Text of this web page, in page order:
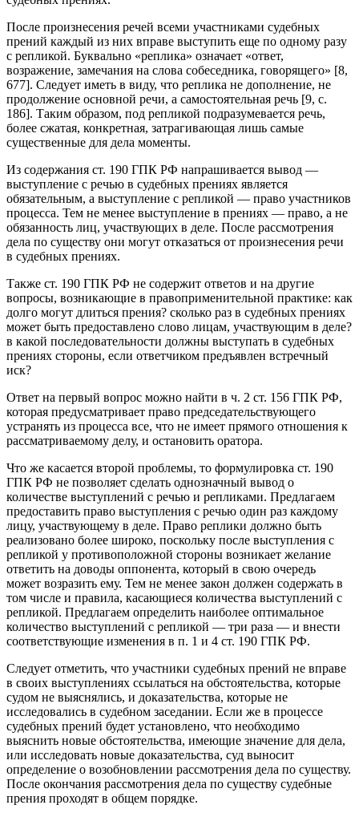
После произнесения речей всеми участниками судебных
прений каждый из них вправе выступить еще по одному разу
с репликой. Буквально «реплика» означает «ответ,
возражение, замечания на слова собеседника, говорящего» [8,
677]. Следует иметь в виду, что реплика не дополнение, не
продолжение основной речи, а самостоятельная речь [9, с.
186]. Таким образом, под репликой подразумевается речь,
более сжатая, конкретная, затрагивающая лишь самые
существенные для дела моменты.
Из содержания ст. 190 ГПК РФ напрашивается вывод —
выступление с речью в судебных прениях является
обязательным, а выступление с репликой — право участников
процесса. Тем не менее выступление в прениях — право, а не
обязанность лиц, участвующих в деле. После рассмотрения
дела по существу они могут отказаться от произнесения речи
в судебных прениях.
Также ст. 190 ГПК РФ не содержит ответов и на другие
вопросы, возникающие в правоприменительной практике: как
долго могут длиться прения? сколько раз в судебных прениях
может быть предоставлено слово лицам, участвующим в деле?
в какой последовательности должны выступать в судебных
прениях стороны, если ответчиком предъявлен встречный
иск?
Ответ на первый вопрос можно найти в ч. 2 ст. 156 ГПК РФ,
которая предусматривает право председательствующего
устранять из процесса все, что не имеет прямого отношения к
рассматриваемому делу, и остановить оратора.
Что же касается второй проблемы, то формулировка ст. 190
ГПК РФ не позволяет сделать однозначный вывод о
количестве выступлений с речью и репликами. Предлагаем
предоставить право выступления с речью один раз каждому
лицу, участвующему в деле. Право реплики должно быть
реализовано более широко, поскольку после выступления с
репликой у противоположной стороны возникает желание
ответить на доводы оппонента, который в свою очередь
может возразить ему. Тем не менее закон должен содержать в
том числе и правила, касающиеся количества выступлений с
репликой. Предлагаем определить наиболее оптимальное
количество выступлений с репликой — три раза — и внести
соответствующие изменения в п. 1 и 4 ст. 190 ГПК РФ.
Следует отметить, что участники судебных прений не вправе
в своих выступлениях ссылаться на обстоятельства, которые
судом не выяснялись, и доказательства, которые не
исследовались в судебном заседании. Если же в процессе
судебных прений будет установлено, что необходимо
выяснить новые обстоятельства, имеющие значение для дела,
или исследовать новые доказательства, суд выносит
определение о возобновлении рассмотрения дела по существу.
После окончания рассмотрения дела по существу судебные
прения проходят в общем порядке.